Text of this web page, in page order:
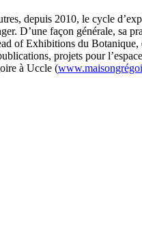
depuis 2010, le cycle
D’une façon générale, sa
of Exhibitions du
projets pour
à Uccle (